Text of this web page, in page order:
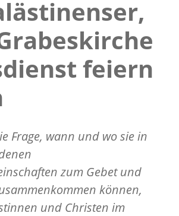
feiern
Frage, wann und wo sie in
zum Gebet und
können,
und Christen im